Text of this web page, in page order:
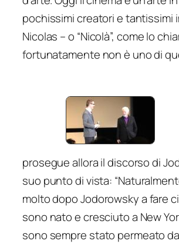
pochissimi creatori e tantissimi
Nicolas – o “Nicolà”, come lo
fortunatamente non è uno di
prosegue allora il discorso di
suo punto di vista:
molto dopo Jodorowsky a fare
sono nato e cresciuto a New
sono sempre stato permeato